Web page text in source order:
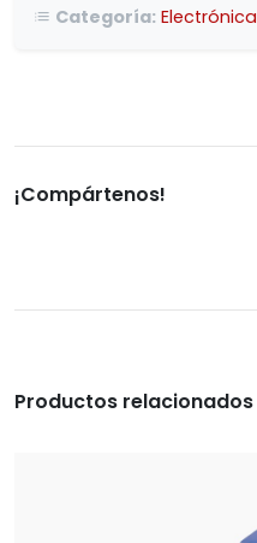
Categoría: Electrónica
¡Compártenos!
Productos relacionados